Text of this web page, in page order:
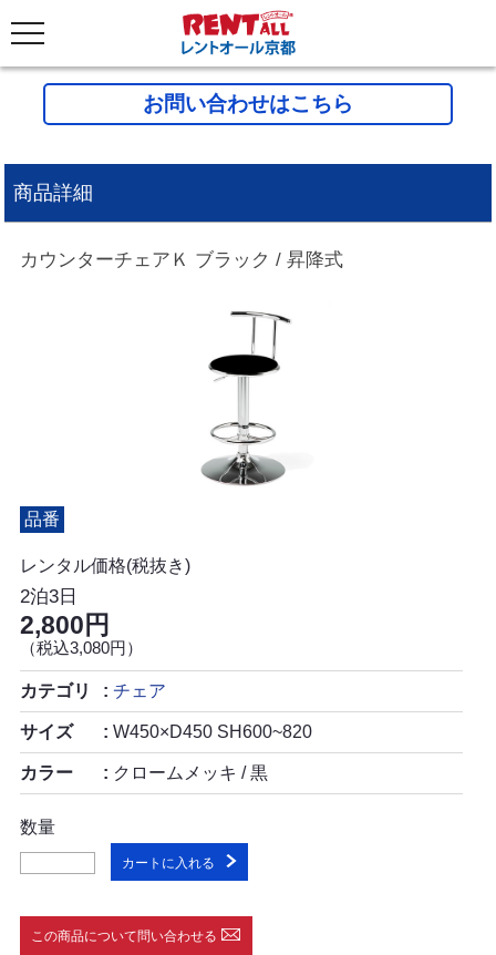
お問い合わせはこちら
商品詳細
カウンターチェアＫ ブラック / 昇降式
品番
レンタル価格(税抜き)
2泊3日
2,800円
（税込3,080円）
カテゴリ チェア
サイズ W450×D450 SH600~820
カラー クロームメッキ / 黒
数量
カートに入れる
この商品について問い合わせる